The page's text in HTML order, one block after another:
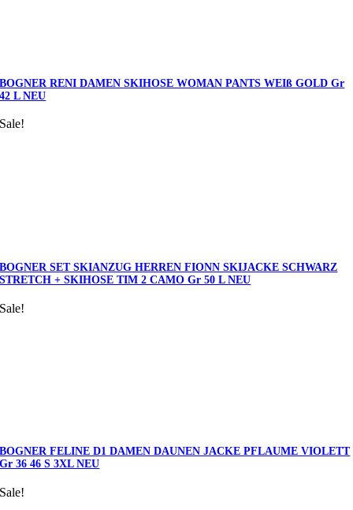
BOGNER RENI DAMEN SKIHOSE WOMAN PANTS WEIß GOLD Gr
42 L NEU
Sale!
BOGNER SET SKIANZUG HERREN FIONN SKIJACKE SCHWARZ
STRETCH + SKIHOSE TIM 2 CAMO Gr 50 L NEU
Sale!
BOGNER FELINE D1 DAMEN DAUNEN JACKE PFLAUME VIOLETT
Gr 36 46 S 3XL NEU
Sale!